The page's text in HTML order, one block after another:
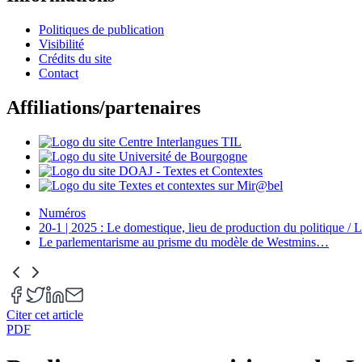
Politiques de publication
Visibilité
Crédits du site
Contact
Affiliations/partenaires
Numéros
20-1 | 2025 : Le domestique, lieu de production du politique / L
Le parlementarisme au prisme du modèle de Westmins…
Citer cet article
PDF